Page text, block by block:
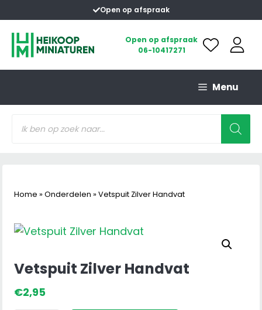
naar
inhoud
Open op afspraak
Open op afspraak
06-10417271
Menu
zoeken
Home » Onderdelen » Vetspuit Zilver Handvat
Vetspuit Zilver Handvat
€2,95